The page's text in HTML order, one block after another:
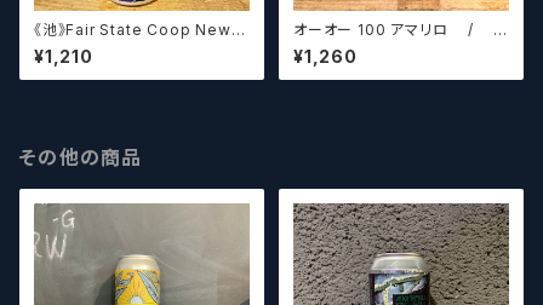
《池》Fair State Coop New T
erritories / フェアステイト ニ
ュー テリトリーズ【クラフトビー
ルシザーズ】
¥1,210
オーオー 100 アマリロ /
O/O 100 Amarillo【クラフトビ
ールシザーズ】
¥1,260
その他の商品